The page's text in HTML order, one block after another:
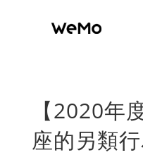
【2020年
座的另類行